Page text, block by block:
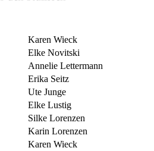
Karen Wieck
Elke Novitski
Annelie Lettermann
Erika Seitz
Ute Junge
Elke Lustig
Silke Lorenzen
Karin Lorenzen
Karen Wieck